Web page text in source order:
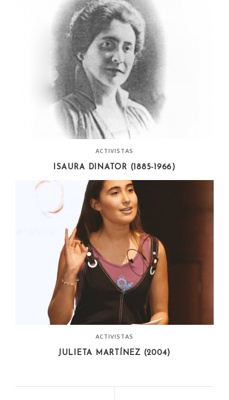
ACTIVISTAS
ISAURA DINATOR (1885-1966)
ACTIVISTAS
JULIETA MARTÍNEZ (2004)